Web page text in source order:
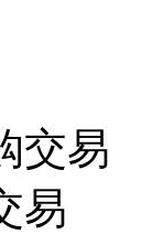
易
易